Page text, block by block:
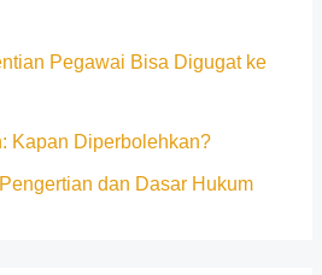
Pegawai Bisa Digugat ke
Kapan Diperbolehkan?
dan Dasar Hukum